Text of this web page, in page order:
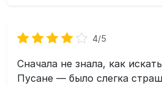
4/5
Сначала не знала, как
Пусане — было слегка